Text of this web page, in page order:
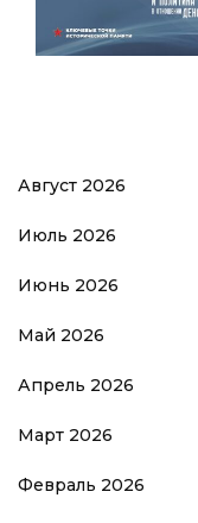
Август 2026
Июль 2026
Июнь 2026
Май 2026
Апрель 2026
Март 2026
Февраль 2026